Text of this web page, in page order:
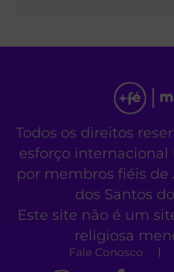
Todos os direitos
esforço
por membros fiéis de
dos Santos
Este site não é um
religiosa
Fale Conosco